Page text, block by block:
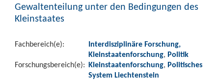
Gewaltenteilung unter den Bedingungen des
Kleinstaates
Fachbereich(e):
Interdisziplinäre Forschung,
Kleinstaatenforschung, Politik
Forschungsbereich(e): Kleinstaatenforschung, Politisches
System Liechtenstein